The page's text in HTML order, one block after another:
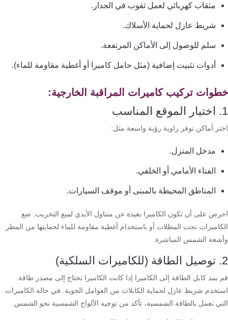
مثقاب كهربائي لعمل ثقوب في الجدار.
شريط عازل لحماية الأسلاك.
سلم للوصول إلى الأماكن المرتفعة.
أدوات تثبيت إضافية (مثل حامل كاميرا أو أغطية مقاومة للماء).
تركيب كاميرات المراقبة الخارجية:
أماكن توفر زاوية رؤية واسعة مثل:
مدخل المنزل.
الفناء الأمامي أو الخلفي.
المناطق المحيطة بالمبنى أو موقف السيارات.
على أن تكون الكاميرا بعيدة عن متناول الأيدي لمنع التخريب. ضع
تحت المظلات أو باستخدام أغطية مقاومة للماء لحمايتها من المطر
الشمس المباشرة.
بمد كابل الطاقة إلى الكاميرا إذا كانت الكاميرا تحتاج إلى مصدر طاقة.
شريط عازل لحماية الكابلات من العوامل الجوية. في حالة الكاميرات
تعمل بالطاقة الشمسية، تأكد من توجيه الألواح الشمسية نحو الشمس.
تقوية
المحمول
والانترنت
أنظمة
إنذار
السرقة
أنظمة
الحريق
أكسيس
كنترول